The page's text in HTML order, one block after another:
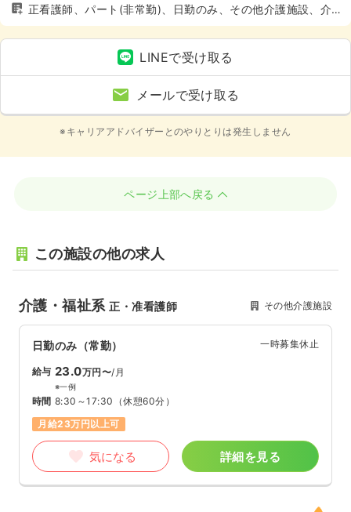
正看護師、パート(非常勤)、日勤のみ、その他介護施設、介
護・福祉系
LINEで受け取る
メールで受け取る
※キャリアアドバイザーとのやりとりは発生しません
ページ上部へ戻る
この施設の他の求人
介護・福祉系正・准看護師 その他介護施設
日勤のみ（常勤） 一時募集休止
給与 23.0万円〜/月
※一例
時間 8:30～17:30 （休憩60分）
月給23万円以上可
気になる 詳細を見る